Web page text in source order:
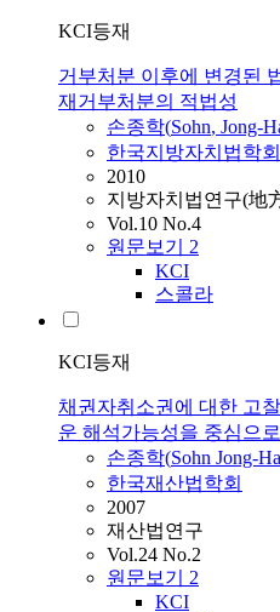
KCI등재
거부처분 이후에 변경된
재거부처분의 적법성
손종학(Sohn, Jong-
한국지방자치법학회
2010
지방자치법연구(地
Vol.10 No.4
원문보기 2
KCI
스콜라
KCI등재
채권자취소권에 대한 고
운 해석가능성을 중심으로
손종학(Sohn Jong-
한국재산법학회
2007
재산법연구
Vol.24 No.2
원문보기 2
KCI